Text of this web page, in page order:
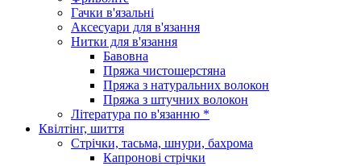
Гачки в'язальні
Аксесуари для в'язання
Нитки для в'язання
Бавовна
Пряжа чистошерстяна
Пряжа з натуральних волокон
Пряжа з штучних волокон
Література по в'язанню *
Квілтінг, шиття
Стрічки, тасьма, шнури, бахрома
Капронові стрічки